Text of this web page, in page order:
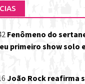
Fenômeno do
primeiro show solo
João Rock reafirma